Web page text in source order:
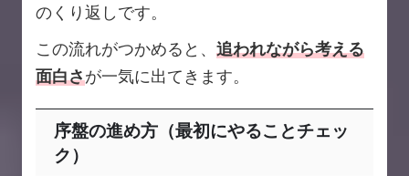
のくり返しです。
この流れがつかめると、 追われながら考える
面白さが一気に出てきます。
序盤の進め方（最初にやることチェッ
ク）